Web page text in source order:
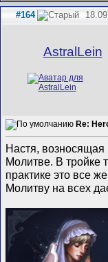
#164
AstralLein
Re:
Настя,
Молитве. В тройке
практике это все
Молитву на всех